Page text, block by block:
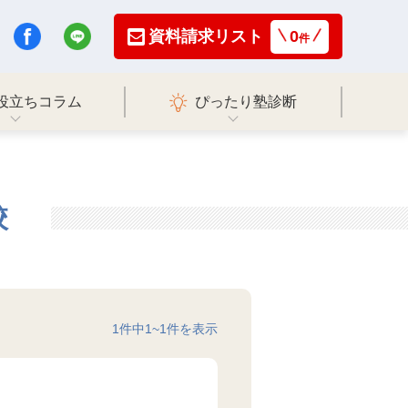
資料請求リスト 0件
立ちコラム ぴったり塾診断
1件中1~1件を表示